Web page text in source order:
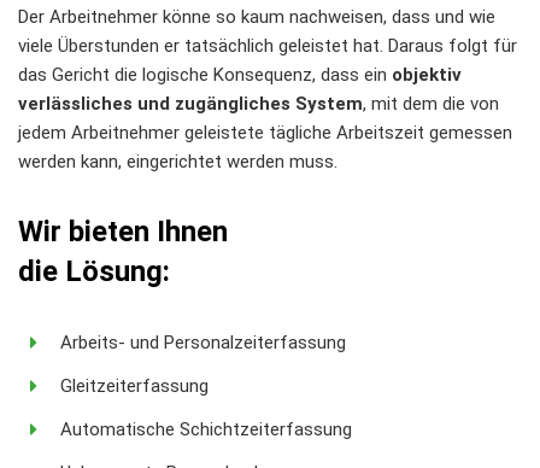
Der Arbeitnehmer könne so kaum nachweisen, dass und wie
viele Überstunden er tatsächlich geleistet hat. Daraus folgt für
das Gericht die logische Konsequenz, dass ein objektiv
verlässliches und zugängliches System, mit dem die von
jedem Arbeitnehmer geleistete tägliche Arbeitszeit gemessen
werden kann, eingerichtet werden muss.
Wir bieten Ihnen
die Lösung:
Arbeits- und Personalzeiterfassung
Gleitzeiterfassung
Automatische Schichtzeiterfassung